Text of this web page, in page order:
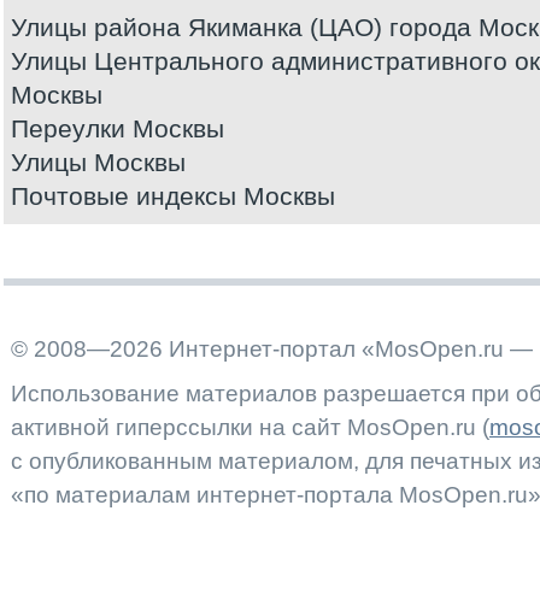
Улицы района Якиманка (ЦАО) города
Улицы Центрального административного
Москвы
Переулки Москвы
Улицы Москвы
Почтовые индексы Москвы
© 2008—2026 Интернет-портал «MosOpen.ru —
Использование материалов разрешается при
активной гиперссылки на сайт MosOpen.ru (
с опубликованным материалом, для печатных
«по материалам интернет-портала